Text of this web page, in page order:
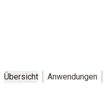
Übersicht Anwendungen